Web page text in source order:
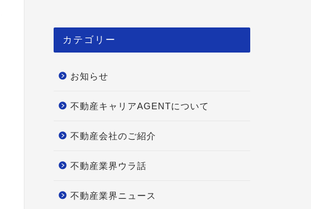
カテゴリー
お知らせ
不動産キャリアAGENTについて
不動産会社のご紹介
不動産業界ウラ話
不動産業界ニュース